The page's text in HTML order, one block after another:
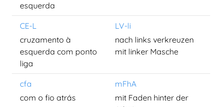
esquerda
CE-L
LV-li
cruzamento à
esquerda com ponto
liga
nach links verkreuzen
mit linker Masche
cfa
mFhA
com o fio atrás
mit Faden hinter der